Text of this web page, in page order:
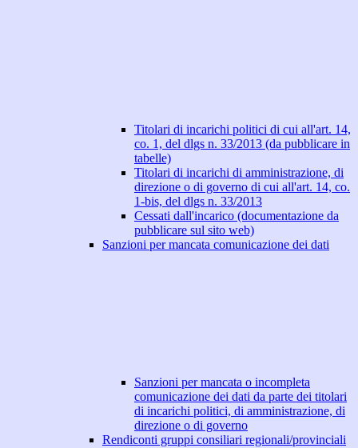
Titolari di incarichi politici di cui all'art. 14,
co. 1, del dlgs n. 33/2013 (da pubblicare in
tabelle)
Titolari di incarichi di amministrazione, di
direzione o di governo di cui all'art. 14, co.
1-bis, del dlgs n. 33/2013
Cessati dall'incarico (documentazione da
pubblicare sul sito web)
Sanzioni per mancata comunicazione dei dati
Sanzioni per mancata o incompleta
comunicazione dei dati da parte dei titolari
di incarichi politici, di amministrazione, di
direzione o di governo
Rendiconti gruppi consiliari regionali/provinciali